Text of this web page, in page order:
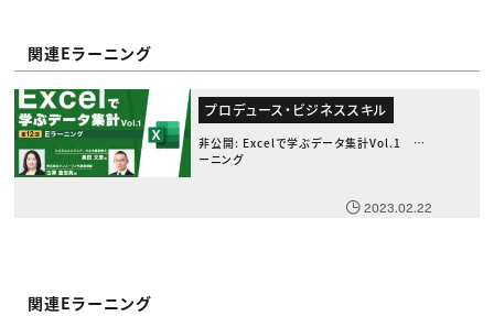
関連Eラーニング
プロデュース・ビジネススキル
非公開: Excelで学ぶデータ集計Vol.1 Eラ
ーニング
2023.02.22
関連Eラーニング